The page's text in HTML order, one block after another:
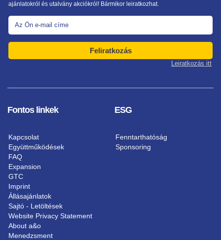
Fontos linkek
Kapcsolat
Együttműködések
FAQ
Expansion
GTC
Imprint
Állásajánlatok
Sajtó - Letöltések
Website Privacy Statement
About a&o
Menedzsment
ESG
Fenntarthatóság
Sponsoring
ajánlatokról és utalvány akciókról! Bármikor leiratkozhat.
Feliratkozás
Leiratkozás itt